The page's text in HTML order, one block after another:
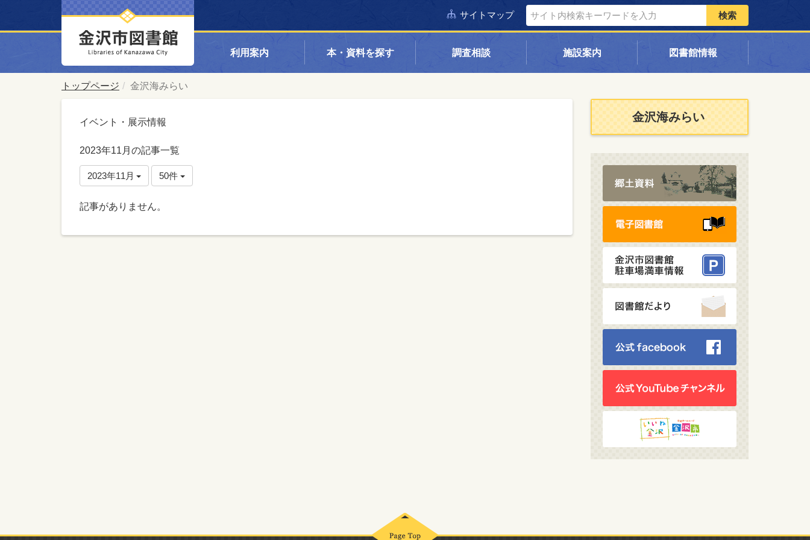
サイトマップ 検索
利用案内 本・資料を探す 調査相談 施設案内 図書館情報
トップページ 金沢海みらい
イベント・展示情報
2023年11月の記事一覧
2023年11月 50件
記事がありません。
金沢海みらい